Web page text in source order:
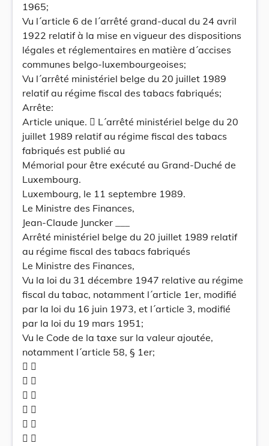
1965;
Vu l´article 6 de l´arrêté grand-ducal du 24 avril
1922 relatif à la mise en vigueur des dispositions
légales et réglementaires en matière d´accises
communes belgo-luxembourgeoises;
Vu l´arrêté ministériel belge du 20 juillet 1989
relatif au régime fiscal des tabacs fabriqués;
Arrête:
Article unique.  L´arrêté ministériel belge du 20
juillet 1989 relatif au régime fiscal des tabacs
fabriqués est publié au
Mémorial pour être exécuté au Grand-Duché de
Luxembourg.
Luxembourg, le 11 septembre 1989.
Le Ministre des Finances,
Jean-Claude Juncker ___
Arrêté ministériel belge du 20 juillet 1989 relatif
au régime fiscal des tabacs fabriqués
Le Ministre des Finances,
Vu la loi du 31 décembre 1947 relative au régime
fiscal du tabac, notamment l´article 1er, modifié
par la loi du 16 juin 1973, et l´article 3, modifié
par la loi du 19 mars 1951;
Vu le Code de la taxe sur la valeur ajoutée,
notamment l´article 58, § 1er;
 
 
 
 
 
 